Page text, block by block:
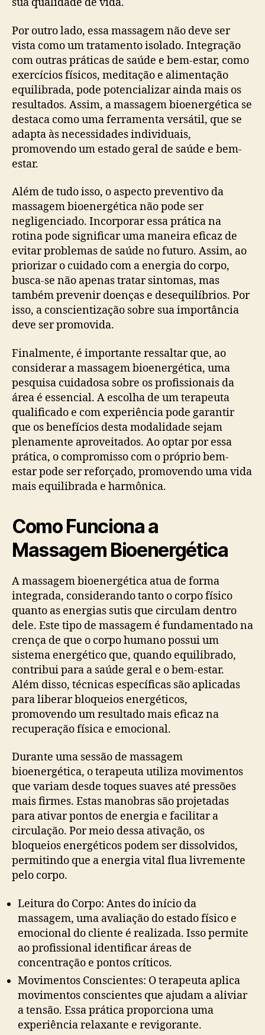
sua qualidade de vida.
Por outro lado, essa massagem não deve ser
vista como um tratamento isolado. Integração
com outras práticas de saúde e bem-estar, como
exercícios físicos, meditação e alimentação
equilibrada, pode potencializar ainda mais os
resultados. Assim, a massagem bioenergética se
destaca como uma ferramenta versátil, que se
adapta às necessidades individuais,
promovendo um estado geral de saúde e bem-
estar.
Além de tudo isso, o aspecto preventivo da
massagem bioenergética não pode ser
negligenciado. Incorporar essa prática na
rotina pode significar uma maneira eficaz de
evitar problemas de saúde no futuro. Assim, ao
priorizar o cuidado com a energia do corpo,
busca-se não apenas tratar sintomas, mas
também prevenir doenças e desequilíbrios. Por
isso, a conscientização sobre sua importância
deve ser promovida.
Finalmente, é importante ressaltar que, ao
considerar a massagem bioenergética, uma
pesquisa cuidadosa sobre os profissionais da
área é essencial. A escolha de um terapeuta
qualificado e com experiência pode garantir
que os benefícios desta modalidade sejam
plenamente aproveitados. Ao optar por essa
prática, o compromisso com o próprio bem-
estar pode ser reforçado, promovendo uma vida
mais equilibrada e harmônica.
Como Funciona a
Massagem Bioenergética
A massagem bioenergética atua de forma
integrada, considerando tanto o corpo físico
quanto as energias sutis que circulam dentro
dele. Este tipo de massagem é fundamentado na
crença de que o corpo humano possui um
sistema energético que, quando equilibrado,
contribui para a saúde geral e o bem-estar.
Além disso, técnicas específicas são aplicadas
para liberar bloqueios energéticos,
promovendo um resultado mais eficaz na
recuperação física e emocional.
Durante uma sessão de massagem
bioenergética, o terapeuta utiliza movimentos
que variam desde toques suaves até pressões
mais firmes. Estas manobras são projetadas
para ativar pontos de energia e facilitar a
circulação. Por meio dessa ativação, os
bloqueios energéticos podem ser dissolvidos,
permitindo que a energia vital flua livremente
pelo corpo.
Leitura do Corpo: Antes do início da
massagem, uma avaliação do estado físico e
emocional do cliente é realizada. Isso permite
ao profissional identificar áreas de
concentração e pontos críticos.
Movimentos Conscientes: O terapeuta aplica
movimentos conscientes que ajudam a aliviar
a tensão. Essa prática proporciona uma
experiência relaxante e revigorante.